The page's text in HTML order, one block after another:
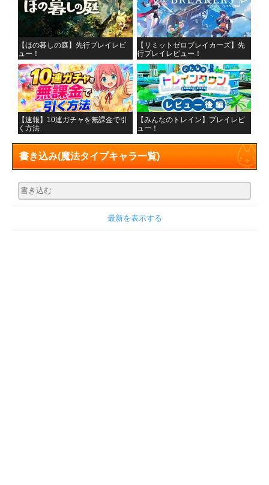
【ほの暮しの庭】先行プレイレビ
ュー！
【リミットゼロブレイカーズ】先
行プレイレビュー！
【速報】10連ガチャを無課金で引
く方法
【みんなのトレイン】プレイレビ
ュー！
書き込み(魔法タイプキャラ一覧)
最新を表示する